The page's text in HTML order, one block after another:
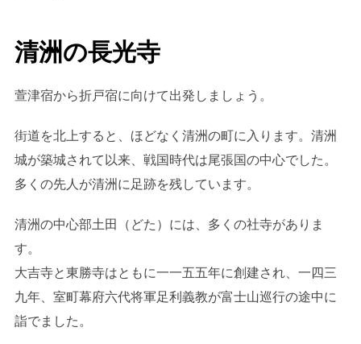
清洲の長光寺
萱津宿から折戸宿に向けて出発しましょう。
街道を北上すると、ほどなく清洲の町に入ります。清洲
城が築城されて以来、戦国時代は尾張国の中心でした。
多くの先人が清洲に足跡を残しています。
清洲の中心部土田（どた）には、多くの社寺がありま
す。
大吉寺と東勝寺はともに一一五五年に創建され、一四三
九年、室町幕府六代将軍足利義教が富士山巡行の途中に
詣でました。